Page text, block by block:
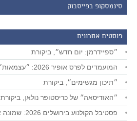
סינמסקופ בפייסבוק
פוסטים אחרונים
״ספיידרמן: יום חדש״, ביקורת
המועמדים לפרס אופיר 2026: ״עצמאות״ מוביל
״תיכון מגשימים״, ביקורת
״האודיסאה״ של כריסטופר נולאן, ביקורת
פסטיבל הקולנוע בירושלים 2026: שמונה או תשע המלצות